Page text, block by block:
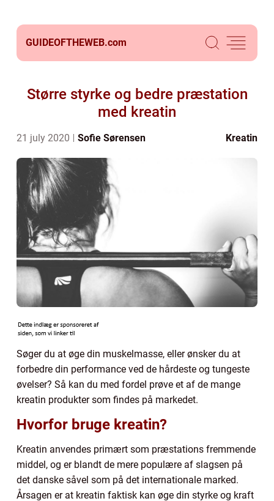
GUIDEOFTHEWEB.com
Større styrke og bedre præstation
med kreatin
21 july 2020 Sofie Sørensen Kreatin
Søger du at øge din muskelmasse, eller ønsker du at
forbedre din performance ved de hårdeste og tungeste
øvelser? Så kan du med fordel prøve et af de mange
kreatin produkter som findes på markedet.
Hvorfor bruge kreatin?
Kreatin anvendes primært som præstations fremmende
middel, og er blandt de mere populære af slagsen på
det danske såvel som på det internationale marked.
Årsagen er at kreatin faktisk kan øge din styrke og kraft